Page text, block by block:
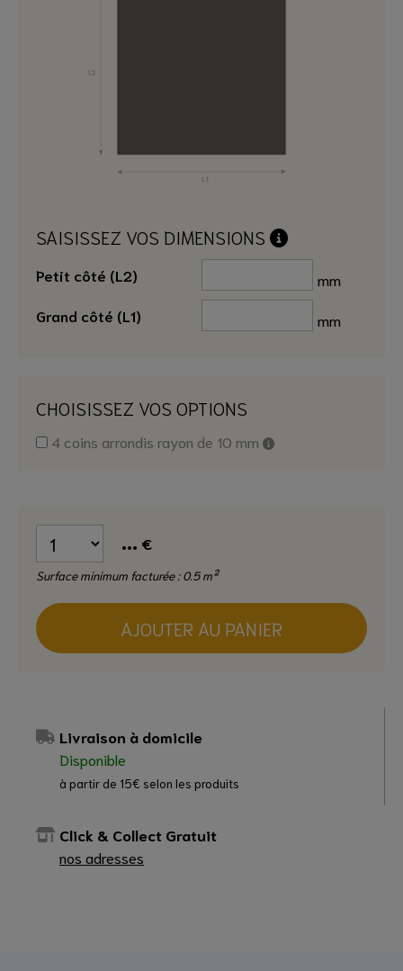
SAISISSEZ VOS DIMENSIONS
Petit côté (L2)
mm
Grand côté (L1)
mm
CHOISISSEZ VOS OPTIONS
4 coins arrondis rayon de 10 mm
... €
Surface minimum facturée : 0.5 m²
AJOUTER AU PANIER
Livraison à domicile
Disponible
à partir de 15€ selon les produits
Click & Collect Gratuit
nos adresses